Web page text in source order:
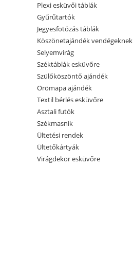
Plexi esküvői táblák
Gyűrűtartók
Jegyesfotózás táblák
Köszönetajándék vendégeknek
Selyemvirág
Széktáblák esküvőre
Szülőköszöntő ajándék
Örömapa ajándék
Textil bérlés esküvőre
Asztali futók
Székmasnik
Ültetési rendek
Ültetőkártyák
Virágdekor esküvőre